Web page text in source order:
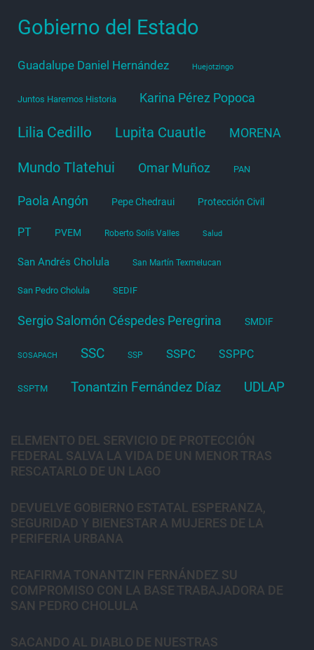
Gobierno del Estado
Guadalupe Daniel Hernández Huejotzingo
Juntos Haremos Historia Karina Pérez Popoca
Lilia Cedillo Lupita Cuautle MORENA
Mundo Tlatehui Omar Muñoz PAN
Paola Angón Pepe Chedraui Protección Civil
PT PVEM Roberto Solís Valles Salud
San Andrés Cholula San Martín Texmelucan
San Pedro Cholula SEDIF
Sergio Salomón Céspedes Peregrina SMDIF
SOSAPACH SSC SSP SSPC SSPPC
SSPTM Tonantzin Fernández Díaz UDLAP
ELEMENTO DEL SERVICIO DE PROTECCIÓN
FEDERAL SALVA LA VIDA DE UN MENOR TRAS
RESCATARLO DE UN LAGO
DEVUELVE GOBIERNO ESTATAL ESPERANZA,
SEGURIDAD Y BIENESTAR A MUJERES DE LA
PERIFERIA URBANA
REAFIRMA TONANTZIN FERNÁNDEZ SU
COMPROMISO CON LA BASE TRABAJADORA DE
SAN PEDRO CHOLULA
SACANDO AL DIABLO DE NUESTRAS